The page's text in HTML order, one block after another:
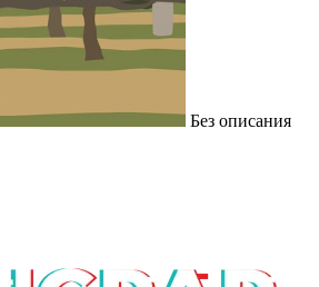
Без описания